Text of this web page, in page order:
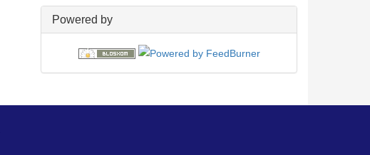
電子書籍
Powered by